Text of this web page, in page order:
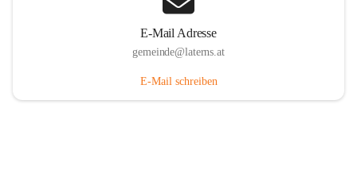
E-Mail Adresse
gemeinde@laterns.at
E-Mail schreiben